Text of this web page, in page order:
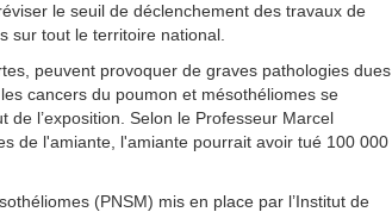
le seuil de déclenchement des travaux de
sur tout le territoire national.
peuvent provoquer de graves pathologies dues
cancers du poumon et mésothéliomes se
l’exposition. Selon le Professeur Marcel
de l'amiante, l'amiante pourrait avoir tué 100 000
(PNSM) mis en place par l’Institut de